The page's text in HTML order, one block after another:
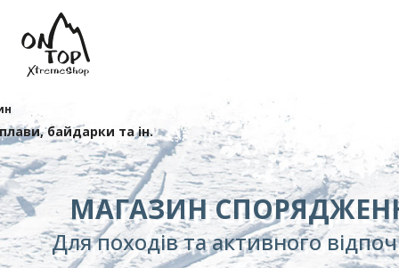
байдарки та ін.
МАГАЗИН
Для походів та активного